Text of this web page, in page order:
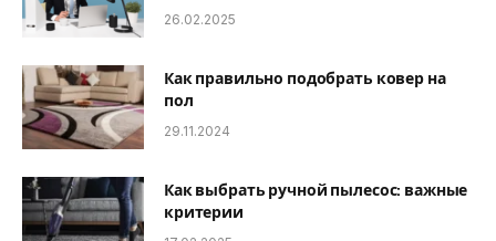
26.02.2025
Как правильно подобрать ковер на
пол
29.11.2024
Как выбрать ручной пылесос: важные
критерии